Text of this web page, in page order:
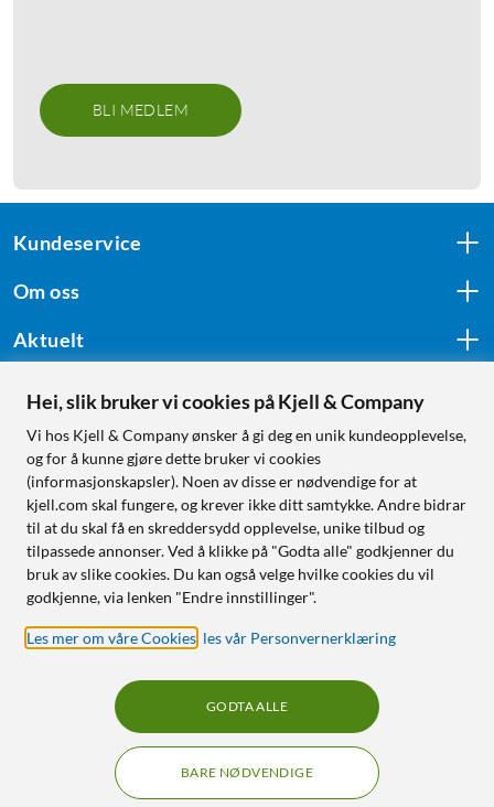
BLI MEDLEM
Kundeservice
Om oss
Aktuelt
Følg oss
Handle fra:
Sverige
Norge
RÅD OG TILBEHØR TIL
Hei, slik bruker vi cookies på Kjell & Company
Vi hos Kjell & Company ønsker å gi deg en unik kundeopplevelse,
og for å kunne gjøre dette bruker vi cookies
(informasjonskapsler). Noen av disse er nødvendige for at
kjell.com skal fungere, og krever ikke ditt samtykke. Andre bidrar
til at du skal få en skreddersydd opplevelse, unike tilbud og
tilpassede annonser. Ved å klikke på "Godta alle" godkjenner du
bruk av slike cookies. Du kan også velge hvilke cookies du vil
godkjenne, via lenken "Endre innstillinger".
Les mer om våre Cookies les vår Personvernerklæring
BARE NØDVENDIGE
GODTA ALLE